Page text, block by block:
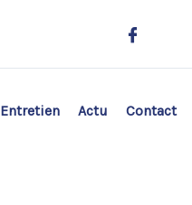
Entretien Actu Contact